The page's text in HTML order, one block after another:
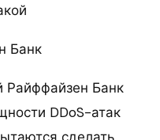
Банк
Райффайзен Банк
DDoS-атак
сделать